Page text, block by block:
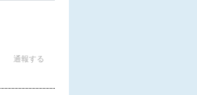
通報する